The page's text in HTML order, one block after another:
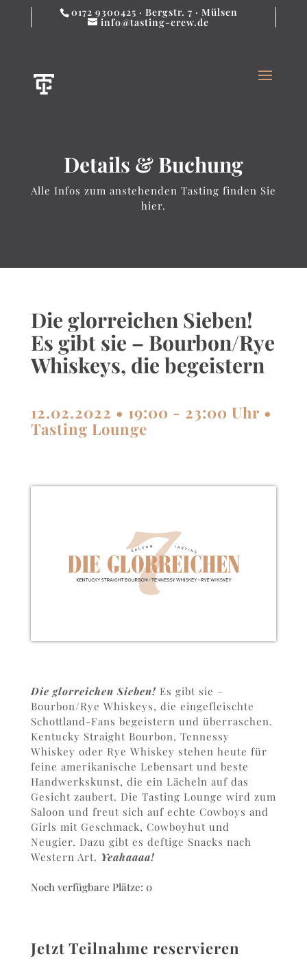
0172 9300425 · Bergstr. 7 · Mülsen
info@tasting-crew.de
Details & Buchung
Alle Infos zum anstehenden Tasting finden Sie
hier.
Die glorreichen Sieben!
Es gibt sie – Bourbon/Rye
Whiskeys, die begeistern
12.02.2022 • 19:00 - 23:00 Uhr •
Tasting Lounge
Die glorreichen Sieben! Es gibt sie –
Bourbon/Rye Whiskeys, die eingefleischte
Schottland-Fans begeistern und überraschen.
Kentucky Straight Bourbon, Tennessy
Whiskey oder Rye Whiskey stehen heute für
feine amerikanische Lebensart und beste
Handwerkskunst, die ein Lächeln auf das
Gesicht zaubert. Die Tasting Lounge wird zum
Saloon und freut sich auf echte Cowboys and
Girls mit Geschmack, Cowboyhut und
Neugier. Dazu gibt es deftige Snacks nach
Western Art. Yeahaaaa!
Noch verfügbare Plätze: 0
Jetzt Teilnahme reservieren